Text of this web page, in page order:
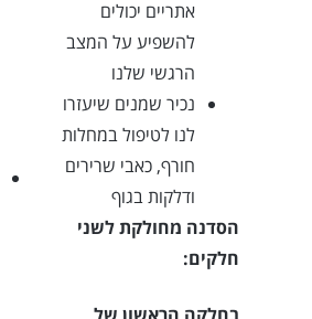
אתריים יכולים
להשפיע על המצב
הרגשי שלנו
נכיר שמנים שיעזרו
לנו לטיפול במחלות
חורף, כאבי שרירים
ודלקות בגוף
הסדנה מחולקת לשני
חלקים: